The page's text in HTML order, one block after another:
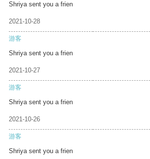
Shriya sent you a frien
2021-10-28
游客
Shriya sent you a frien
2021-10-27
游客
Shriya sent you a frien
2021-10-26
游客
Shriya sent you a frien